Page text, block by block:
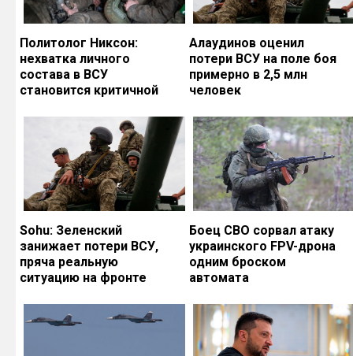
Политолог Никсон:
нехватка личного
состава в ВСУ
становится критичной
Алаудинов оценил
потери ВСУ на поле боя
примерно в 2,5 млн
человек
Sohu: Зеленский
занижает потери ВСУ,
пряча реальную
ситуацию на фронте
Боец СВО сорвал атаку
украинского FPV-дрона
одним броском
автомата